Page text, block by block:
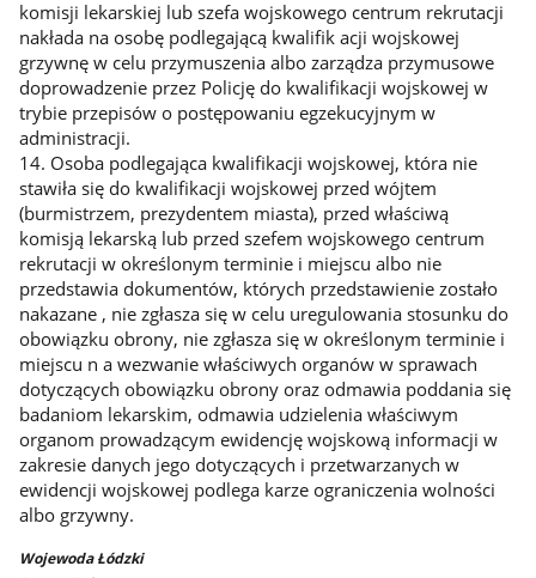
komisji lekarskiej lub szefa wojskowego centrum rekrutacji
nakłada na osobę podlegającą kwalifik acji wojskowej
grzywnę w celu przymuszenia albo zarządza przymusowe
doprowadzenie przez Policję do kwalifikacji wojskowej w
trybie przepisów o postępowaniu egzekucyjnym w
administracji.
14. Osoba podlegająca kwalifikacji wojskowej, która nie
stawiła się do kwalifikacji wojskowej przed wójtem
(burmistrzem, prezydentem miasta), przed właściwą
komisją lekarską lub przed szefem wojskowego centrum
rekrutacji w określonym terminie i miejscu albo nie
przedstawia dokumentów, których przedstawienie zostało
nakazane , nie zgłasza się w celu uregulowania stosunku do
obowiązku obrony, nie zgłasza się w określonym terminie i
miejscu n a wezwanie właściwych organów w sprawach
dotyczących obowiązku obrony oraz odmawia poddania się
badaniom lekarskim, odmawia udzielenia właściwym
organom prowadzącym ewidencję wojskową informacji w
zakresie danych jego dotyczących i przetwarzanych w
ewidencji wojskowej podlega karze ograniczenia wolności
albo grzywny.
Wojewoda Łódzki